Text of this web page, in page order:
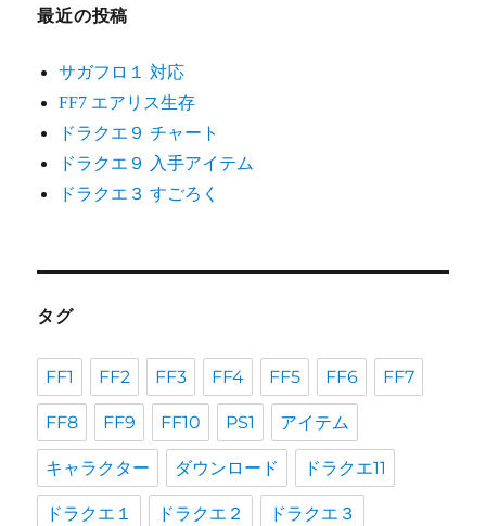
最近の投稿
サガフロ１ 対応
FF7 エアリス生存
ドラクエ９ チャート
ドラクエ９ 入手アイテム
ドラクエ３ すごろく
タグ
FF1 FF2 FF3 FF4 FF5 FF6 FF7
FF8 FF9 FF10 PS1 アイテム
キャラクター ダウンロード ドラクエ11
ドラクエ１ ドラクエ２ ドラクエ３